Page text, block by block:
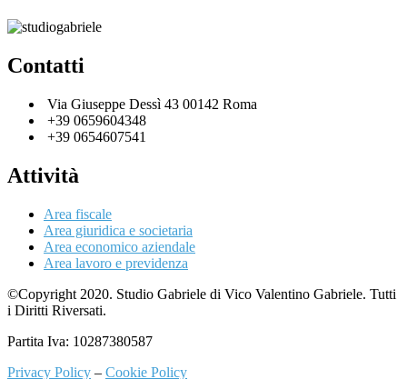
Contatti
Via Giuseppe Dessì 43 00142 Roma
+39 0659604348
+39 0654607541
Attività
Area fiscale
Area giuridica e societaria
Area economico aziendale
Area lavoro e previdenza
©Copyright 2020. Studio Gabriele di Vico Valentino Gabriele. Tutti
i Diritti Riversati.
Partita Iva: 10287380587
Privacy Policy – Cookie Policy